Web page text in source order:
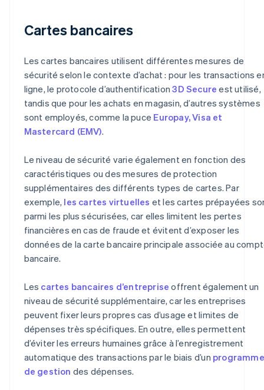
Cartes bancaires
Les cartes bancaires utilisent différentes mesures de
sécurité selon le contexte d’achat : pour les transactions
ligne, le protocole d’authentification3D Secure est utilisé,
tandis que pour les achats en magasin, d’autres systèmes
sont employés, comme la puce Europay, Visa et
Mastercard (EMV).
Le niveau de sécurité varie également en fonction des
caractéristiques ou des mesures de protection
supplémentaires des différents types de cartes. Par
exemple, les cartes virtuelles et les cartes prépayées
parmi les plus sécurisées, car elles limitent les pertes
financières en cas de fraude et évitent d’exposer les
données de la carte bancaire principale associée au
bancaire.
Les cartes bancaires d’entreprise offrent également un
niveau de sécurité supplémentaire, car les entreprises
peuvent fixer leurs propres cas d’usage et limites de
dépenses très spécifiques. En outre, elles permettent
d’éviter les erreurs humaines grâce à l’enregistrement
automatique des transactions par le biais d’un programme
de gestion des dépenses.